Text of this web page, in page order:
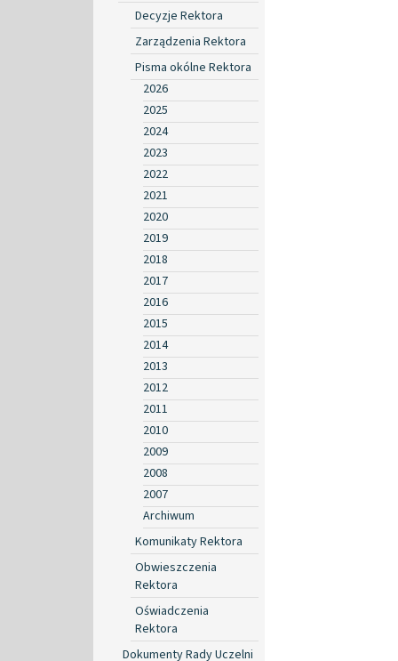
Decyzje Rektora
Zarządzenia Rektora
Pisma okólne Rektora
2026
2025
2024
2023
2022
2021
2020
2019
2018
2017
2016
2015
2014
2013
2012
2011
2010
2009
2008
2007
Archiwum
Komunikaty Rektora
Obwieszczenia
Rektora
Oświadczenia
Rektora
Dokumenty Rady Uczelni